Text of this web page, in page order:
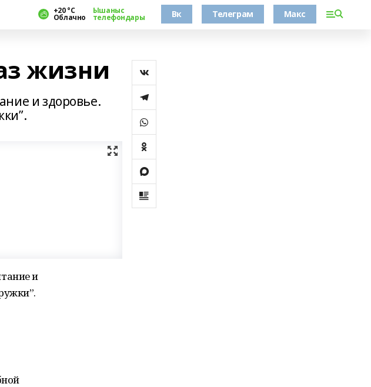
+20 °С
Облачно
Ышаныс
телефондары Вк Телеграм Макс
жизни
и здоровье.
и